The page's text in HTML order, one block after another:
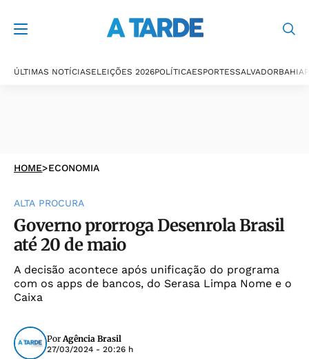
ÚLTIMAS NOTÍCIASELEIÇÕES 2026POLÍTICAESPORTESSALVADORBAHIA
HOME>ECONOMIA
ALTA PROCURA
Governo prorroga Desenrola Brasil
até 20 de maio
A decisão acontece após unificação do programa
com os apps de bancos, do Serasa Limpa Nome e o
Caixa
PorAgência Brasil
27/03/2024 - 20:26 h